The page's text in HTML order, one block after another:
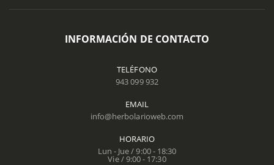
INFORMACIÓN DE CONTACTO
TELÉFONO
943 099 932
EMAIL
info@herbolarioweb.com
HORARIO
Lun - Jue / 9:00 - 18:30
Vie / 9:00 - 17:30